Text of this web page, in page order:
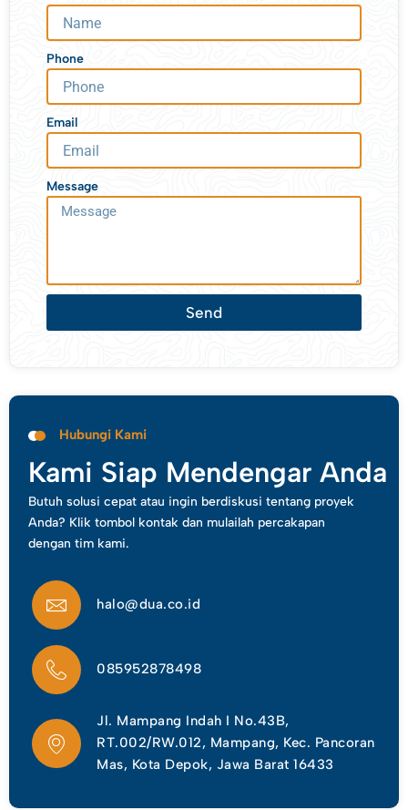
Phone
Email
Message
Send
Hubungi Kami
Kami Siap Mendengar Anda
Butuh solusi cepat atau ingin berdiskusi tentang proyek
Anda? Klik tombol kontak dan mulailah percakapan
dengan tim kami.
halo@dua.co.id
085952878498
Jl. Mampang Indah I No.43B,
RT.002/RW.012, Mampang, Kec. Pancoran
Mas, Kota Depok, Jawa Barat 16433